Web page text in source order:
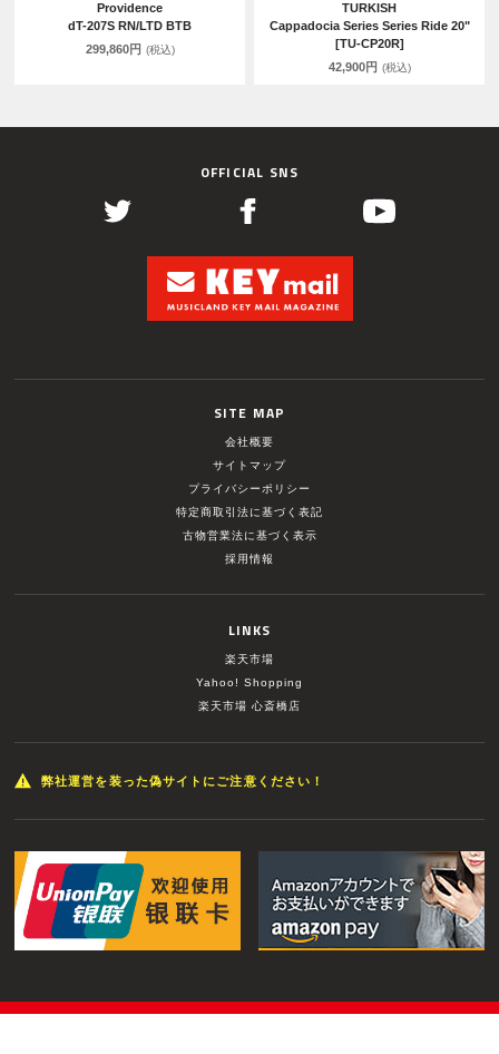
Providence
dT-207S RN/LTD BTB
299,860円 (税込)
TURKISH
Cappadocia Series Series Ride 20"
[TU-CP20R]
42,900円 (税込)
OFFICIAL SNS
SITE MAP
会社概要
サイトマップ
プライバシーポリシー
特定商取引法に基づく表記
古物営業法に基づく表示
採用情報
LINKS
楽天市場
Yahoo! Shopping
楽天市場 心斎橋店
弊社運営を装った偽サイトにご注意ください！